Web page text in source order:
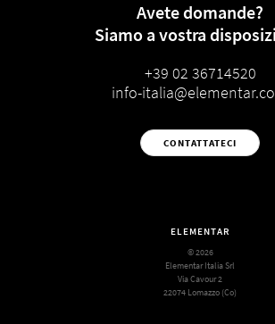
Avete domande?
Siamo a vostra
+39 02 36714520
info-
CONTATTATECI
ELEMENTAR
© 2026
Elementar Italia Srl
Via Cavour 2
22074 Lomazzo (Co)